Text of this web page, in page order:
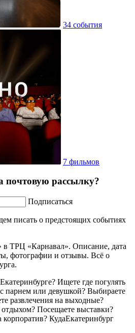
34 события
7 фильмов
почтовую рассылку?
Подписаться
писать о предстоящих событиях
ТРЦ «Карнавал». Описание, дата
фотографии и отзывы. Всё о
Ищете где погулять
парнем или девушкой? Выбираете
развлечения на выходные?
Посещаете выставки?
корпоратив? КудаЕкатеринбург